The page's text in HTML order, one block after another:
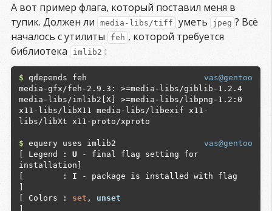
- - libnotify : Enable desktop
notification support
libsamplerate : Build with support for
converting sample rates using libsamplerate
- - libtar
the built-in tar reader for reading custom
skins.
- - libtiger
: Enables Ogg Kate
subtitles rendering using libtiger.
- - linsys : Enables support for
Linux Linear Systems Ltd. SDI and HD-SDI input
- - lirc
: Add support for lirc
(Linux's Infra-Red Remote Control)
- - live
: Enables live555
streaming media support (client support for
rtsp).
- - lua
support, needed for including support for
А вот пример флага, который поставил меня в
тупик. Должен ли
media-libs/tiff уметь jpeg ? Всё
началось с утилиты
feh , которой требуется
библиотека
imlib2 :
vas@gentoo
$ qdepends feh
media-gfx/feh-2.9.3: >=media-libs/giblib-1.2.4
media-libs/imlib2[X] >=media-libs/libpng-1.2:0
x11-libs/libX11 media-libs/libexif x11-
libs/libXt x11-proto/xproto
vas@gentoo
$ equery uses imlib2
[ Legend : U - final flag setting for
installation]
[        : I - package is installed with flag
[ Colors : set , unset